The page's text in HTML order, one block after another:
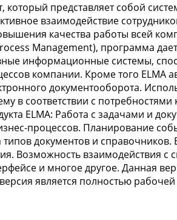
представляет собой
взаимодействие
качества работы всей
Management), программа
информационные системы,
компании. Кроме того ELMA
документооборота.
в соответствии с
ELMA: Работа с задачами и
процессов. Планирование
документов и справочников.
Возможность взаимодействия с
и многое другое. Данная
является полностью